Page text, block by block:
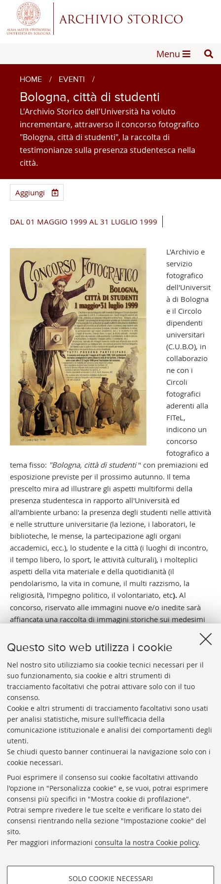
Questo sito web utilizza i cookie
Nel nostro sito utilizziamo sia cookie tecnici necessari per il
suo funzionamento, sia cookie e altri strumenti di
tracciamento facoltativi che potrai attivare solo con il tuo
consenso.
Cookie e altri strumenti di tracciamento facoltativi sono usati
per analisi statistiche, misure sull'efficacia della
comunicazione istituzionale e analisi dei comportamenti degli
utenti.
Se chiudi questo banner continuerai la navigazione solo con i
cookie necessari.
Puoi esprimere il consenso sui cookie facoltativi attivando
l'opzione in "Personalizza cookie" e, se vuoi, potrai esprimere
consensi più specifici in "Mostra cookie di profilazione".
Potrai sempre rivedere le tue scelte e verificare lo stato dei
consensi rientrando nella sezione "Impostazione cookie" del
sito.
Per maggiori informazioni consulta la nostra Cookie policy.
SOLO COOKIE NECESSARI
Menu
HOME / EVENTI /
Bologna, città di studenti
L'Archivio Storico dell'Università ha voluto
incrementare, attraverso il concorso fotografico
"Bologna, città di studenti", la raccolta di
testimonianze sulla presenza studentesca nella
città.
Aggiungi
DAL 01 MAGGIO 1999 AL 31 LUGLIO 1999
L'Archivio e
servizio
fotografico
dell'Universit
à di Bologna
e il Circolo
dipendenti
universitari
(C.U.B.O), in
collaborazio
ne con i
Circoli
fotografici
aderenti alla
FITeL,
indicono un
concorso
fotografico a
tema fisso: "Bologna, città di studenti" con premiazioni ed
esposizione previste per il prossimo autunno. Il tema
prescelto mira ad illustrare gli aspetti multiformi della
presenza studentesca in rapporto all'Università ed
all'ambiente urbano: la presenza degli studenti nelle attività
e nelle strutture universitarie (la lezione, i laboratori, le
biblioteche, le mense, la partecipazione agli organi
accademici, ecc.), lo studente e la città (i luoghi di incontro,
il tempo libero, lo sport, le attività culturali), i molteplici
aspetti della vita materiale e della quotidianità (il
pendolarismo, la vita in comune, il multi razzismo, la
religiosità, l'impegno politico, il volontariato, etc). Al
concorso, riservato alle immagini nuove e/o inedite sarà
affiancata una raccolta di immagini storiche sui medesimi
dell'Ateneo.
Le immagini pervenute sono state suddivise in tre sezione:
colore, bianco e nero, diapositive a colori.
Per ciascuna sezione sono state premiate cinque fotografie.
Responsabile scientifico: prof. Roberto Balzani
Coordinatrice gestionale: Maria Pia Torricelli
Archivio storico dell'Università di Bologna
Via Zamboni, 33 - 40126 Bologna (BO)
Dove siamo
Regolamento